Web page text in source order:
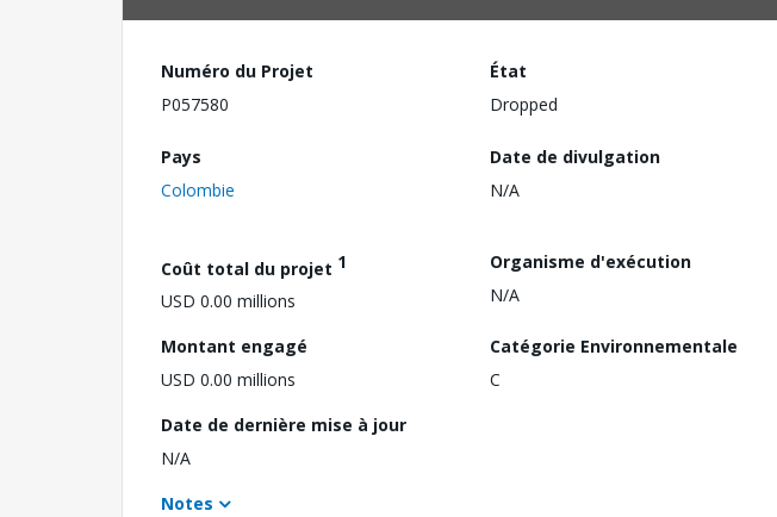
Numéro du Projet
P057580
État
Dropped
Pays
Colombie
Date de divulgation
N/A
Coût total du projet 1
USD 0.00 millions
Organisme d'exécution
N/A
Montant engagé
USD 0.00 millions
Catégorie Environnementale
C
Date de dernière mise à jour
N/A
Notes